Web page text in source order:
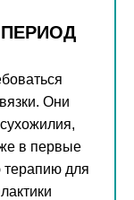
Они
в первые
терапию для